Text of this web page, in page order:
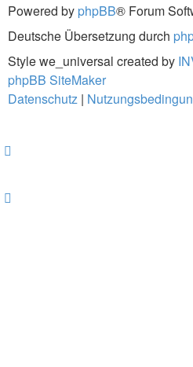
Powered by phpBB® Forum
Deutsche Übersetzung durch
Style we_universal created by
phpBB SiteMaker
Datenschutz |